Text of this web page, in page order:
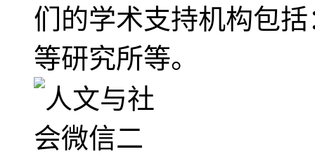
们的学术支持机构包
等研究所等。